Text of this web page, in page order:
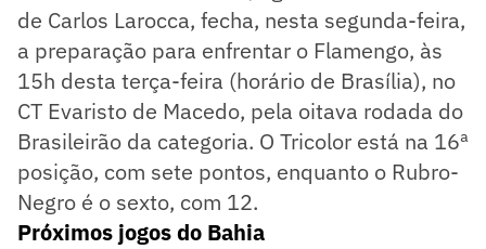
de Carlos Larocca, fecha, nesta segunda-feira,
a preparação para enfrentar o Flamengo, às
15h desta terça-feira (horário de Brasília), no
CT Evaristo de Macedo, pela oitava rodada do
Brasileirão da categoria. O Tricolor está na 16ª
posição, com sete pontos, enquanto o Rubro-
Negro é o sexto, com 12.
Próximos jogos do Bahia